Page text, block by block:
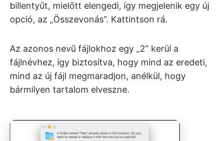
billentyűt, mielőtt elengedi, így megjelenik egy új
opció, az „Összevonás”. Kattintson rá.
Az azonos nevű fájlokhoz egy „2” kerül a
fájlnévhez, így biztosítva, hogy mind az eredeti,
mind az új fájl megmaradjon, anélkül, hogy
bármilyen tartalom elveszne.